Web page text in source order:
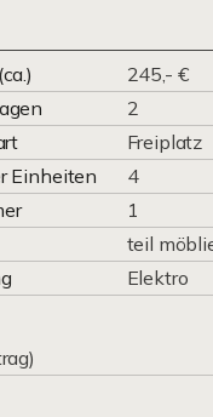
245,- €
2
Freiplatz
Einheiten
4
1
teil
Elektro